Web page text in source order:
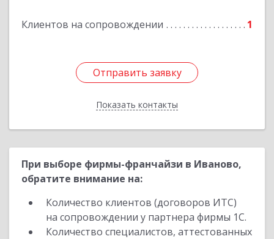
Клиентов на сопровождении 1
Отправить заявку
Показать контакты
Отправить заявку
Назад
При выборе фирмы-франчайзи в Иваново,
обратите внимание на:
Количество клиентов (договоров ИТС)
на сопровождении у партнера фирмы 1С.
Количество специалистов, аттестованных